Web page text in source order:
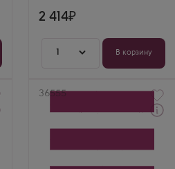
2 414
1 В корзину
Артикул
36555
Шато